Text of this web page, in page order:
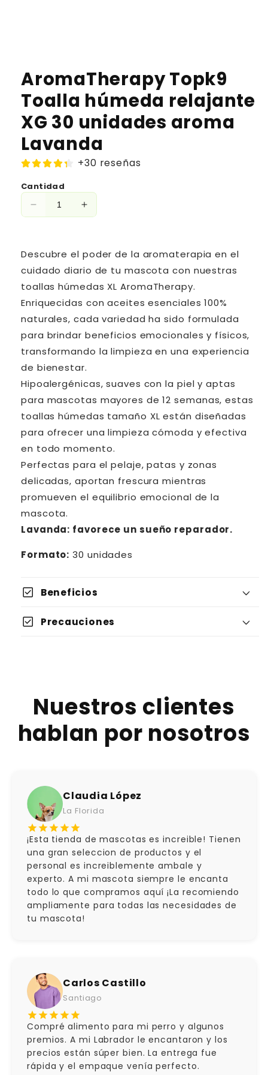
AromaTherapy Topk9
Toalla húmeda relajante
XG 30 unidades aroma
Lavanda
+30 reseñas
Cantidad
Reducir
Topk9
Toalla
húmeda
relajante
XG
30
unidades
aroma
Aumentar
Topk9
Toalla
húmeda
30
unidades
aroma
Descubre el poder de la aromaterapia en el
cuidado diario de tu mascota con nuestras
toallas húmedas XL AromaTherapy.
Enriquecidas con aceites esenciales 100%
naturales, cada variedad ha sido formulada
para brindar beneficios emocionales y físicos,
transformando la limpieza en una experiencia
de bienestar.
Hipoalergénicas, suaves con la piel y aptas
para mascotas mayores de 12 semanas, estas
toallas húmedas tamaño XL están diseñadas
para ofrecer una limpieza cómoda y efectiva
en todo momento.
Perfectas para el pelaje, patas y zonas
delicadas, aportan frescura mientras
promueven el equilibrio emocional de la
mascota.
Lavanda: favorece un sueño reparador.
Formato: 30 unidades
check_box Beneficios
check_box Precauciones
Nuestros clientes
hablan por nosotros
Claudia López
La Florida
¡Esta tienda de mascotas es increible! Tienen
una gran seleccion de productos y el
personal es increiblemente ambale y
experto. A mi mascota siempre le encanta
todo lo que compramos aquí ¡La recomiendo
ampliamente para todas las necesidades de
tu mascota!
Carlos Castillo
Santiago
Compré alimento para mi perro y algunos
premios. A mi Labrador le encantaron y los
precios están súper bien. La entrega fue
rápida y el empaque venía perfecto.